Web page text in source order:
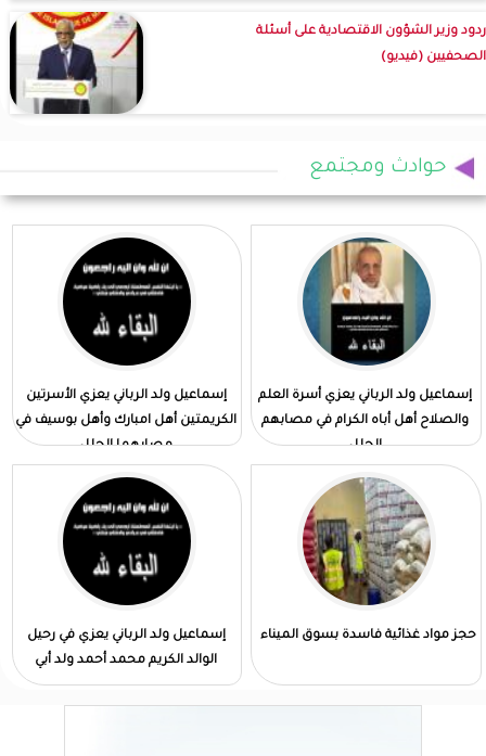
ردود وزير الشؤون الاقتصادية على أسئلة
الصحفيين (فيديو)
حوادث ومجتمع
إسماعيل ولد الرباني يعزي أسرة العلم
والصلاح أهل أباه الكرام في مصابهم
الجلل
إسماعيل ولد الرباني يعزي الأسرتين
الكريمتين أهل امبارك وأهل بوسيف في
مصابهما الجلل
حجز مواد غذائية فاسدة بسوق الميناء
إسماعيل ولد الرباني يعزي في رحيل
الوالد الكريم محمد أحمد ولد أبي